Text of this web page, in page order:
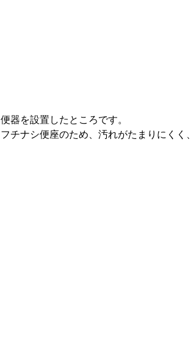
便器を設置したところです。
フチナシ便座のため、汚れがたまりにくく